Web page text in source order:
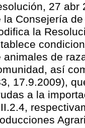
27 abr
la Consejería
la
animales de
así
17.9.2009),
a la